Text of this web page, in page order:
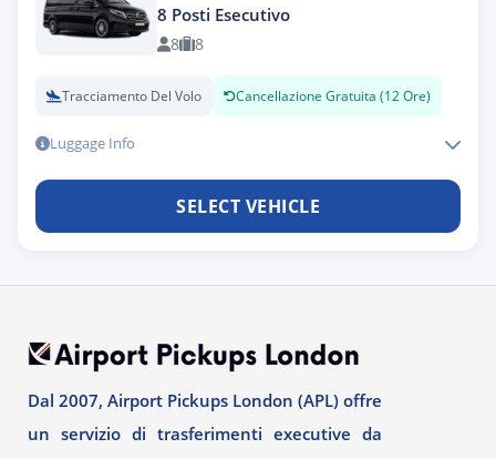
8 Posti Esecutivo
8 8
Tracciamento Del Volo Cancellazione Gratuita (12 Ore)
Luggage Info
SELECT VEHICLE
Dal 2007, Airport Pickups London (APL) offre
un servizio di trasferimenti executive da